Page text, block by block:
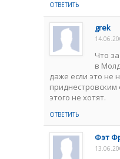
ОТВЕТИТЬ
grek
Что
в
даже если это не
этого не хотят.
ОТВЕТИТЬ
Фэт